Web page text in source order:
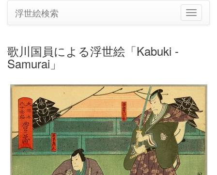
ナ
ビ
り
替
え
浮世絵検索
歌川国員による浮世絵「Kabuki -
Samurai」